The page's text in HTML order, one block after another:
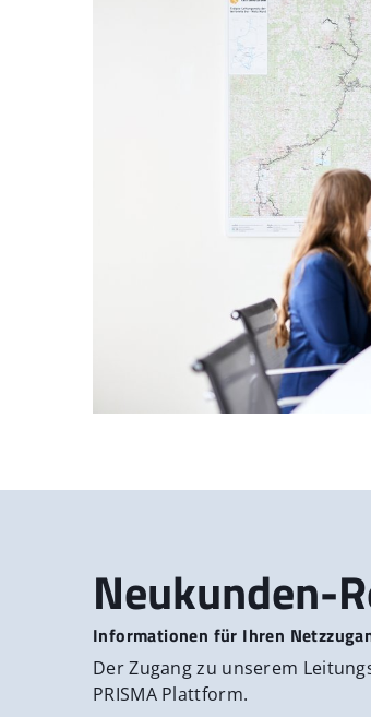
Neukunden-
Informationen für Ihren
Der Zugang zu unserem
PRISMA Plattform.